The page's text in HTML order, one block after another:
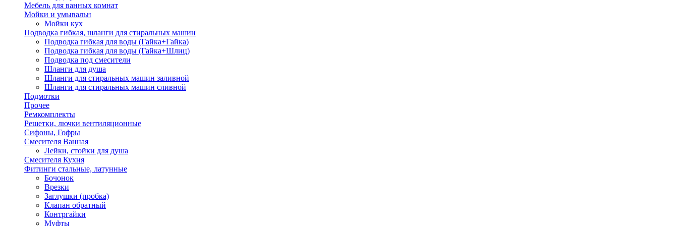
Мебель для ванных комнат
Мойки и умывальн
Мойки кух
Подводка гибкая, шланги для стиральных машин
Подводка гибкая для воды (Гайка+Гайка)
Подводка гибкая для воды (Гайка+Шлиц)
Подводка под смесители
Шланги для душа
Шланги для стиральных машин заливной
Шланги для стиральных машин сливной
Подмотки
Прочее
Ремкомплекты
Решетки, лючки вентиляционные
Сифоны, Гофры
Смесителя Ванная
Лейки, стойки для душа
Смесителя Кухня
Фитинги стальные, латунные
Бочонок
Врезки
Заглушки (пробка)
Клапан обратный
Контргайки
Муфты